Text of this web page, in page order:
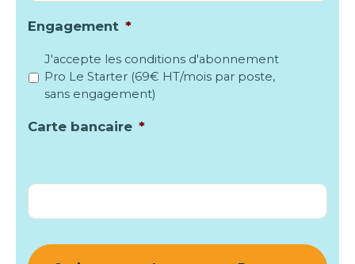
Engagement *
J'accepte les conditions d'abonnement
Pro Le Starter (69€ HT/mois par poste,
sans engagement)
Carte bancaire *